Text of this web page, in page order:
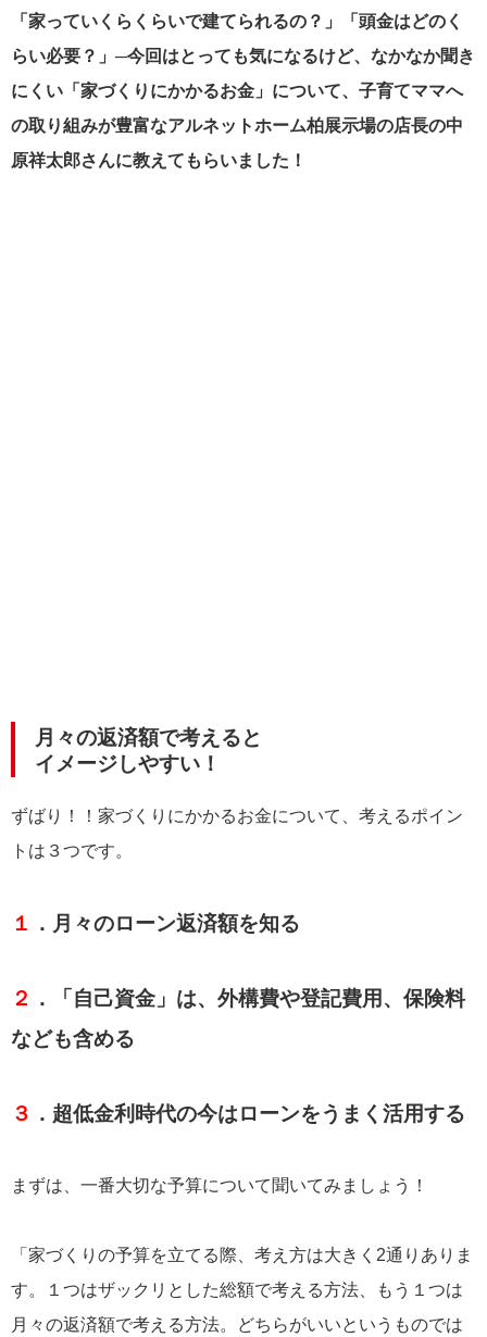
「家っていくらくらいで建てられるの？」「頭金はどのく
らい必要？」─今回はとっても気になるけど、なかなか聞き
にくい「家づくりにかかるお金」について、子育てママへ
の取り組みが豊富なアルネットホーム柏展示場の店長の中
原祥太郎さんに教えてもらいました！
月々の返済額で考えると
イメージしやすい！
ずばり！！家づくりにかかるお金について、考えるポイン
トは３つです。
１ ．月々のローン返済額を知る
２ ．「自己資金」は、外構費や登記費用、保険料
なども含める
３ ．超低金利時代の今はローンをうまく活用する
まずは、一番大切な予算について聞いてみましょう！
「家づくりの予算を立てる際、考え方は大きく2通りありま
す。１つはザックリとした総額で考える方法、もう１つは
月々の返済額で考える方法。どちらがいいというものでは